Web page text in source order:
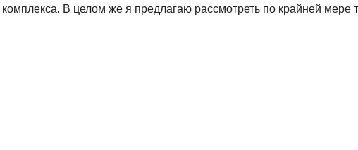
В целом же я предлагаю рассмотреть по крайней мере